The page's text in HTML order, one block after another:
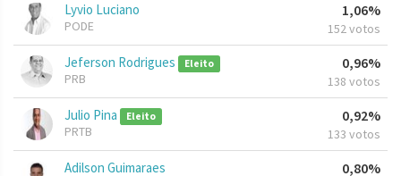
Lyvio Luciano
PODE
1,06%
152 votos
Jeferson Rodrigues Eleito
PRB
0,96%
138 votos
Julio Pina Eleito
PRTB
0,92%
133 votos
Adilson Guimaraes 0,80%